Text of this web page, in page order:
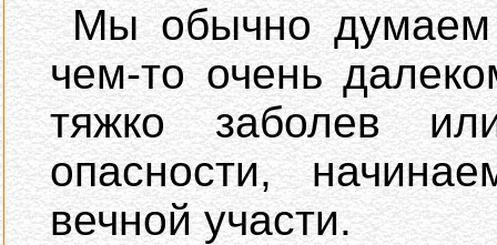
Мы обычно
чем-то очень
тяжко заболев
опасности,
вечной участи.